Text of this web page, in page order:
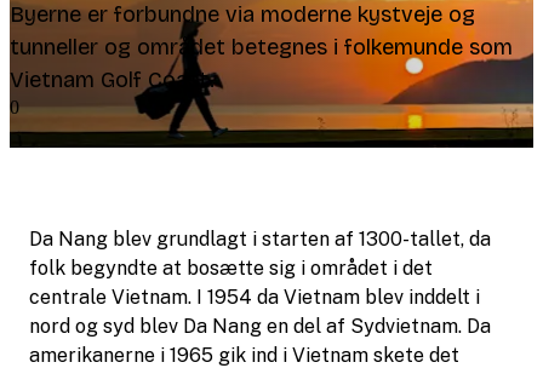
Byerne er forbundne via moderne kystveje og
tunneller og området betegnes i folkemunde som
Vietnam Golf Coast.
0
Da Nang blev grundlagt i starten af 1300-tallet, da
folk begyndte at bosætte sig i området i det
centrale Vietnam. I 1954 da Vietnam blev inddelt i
nord og syd blev Da Nang en del af Sydvietnam. Da
amerikanerne i 1965 gik ind i Vietnam skete det